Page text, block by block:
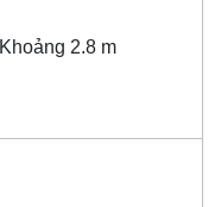
Khoảng 2.8 m